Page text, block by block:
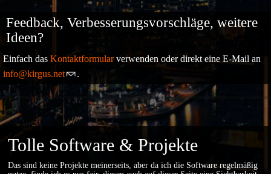
Feedback, Verbesserungsvorschläge, weitere
Ideen?
Einfach das Kontaktformularverwenden oder direkt eine E-Mail an
info@kirgus.net
.
Tolle Software & Projekte
Das sind keine Projekte meinerseits, aber da ich die Software regelmäßig